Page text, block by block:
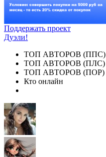
Поддержать проект
Дуэли!
ТОП АВТОРОВ (ППС)
ТОП АВТОРОВ (ПЛС)
ТОП АВТОРОВ (ПОР)
Кто онлайн